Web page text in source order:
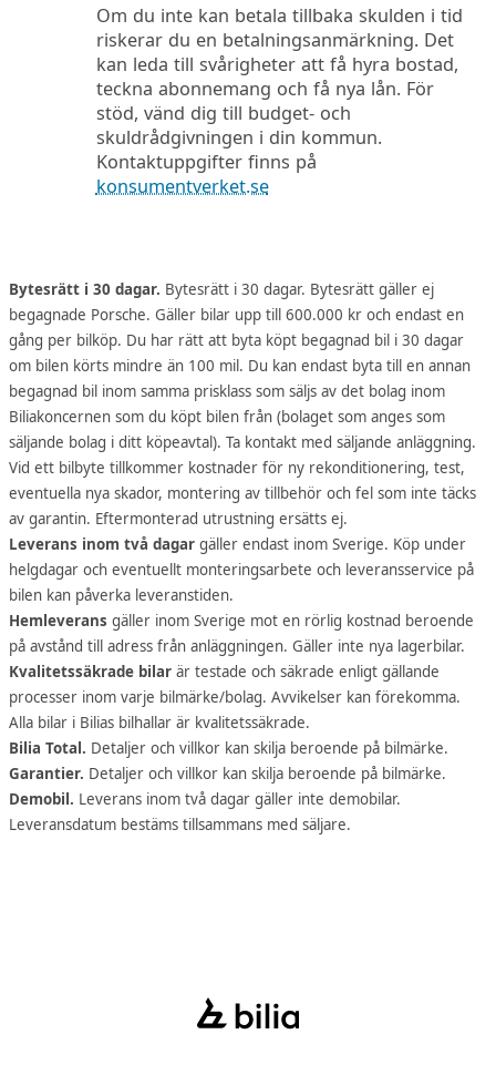
Om du inte kan betala tillbaka skulden i tid
riskerar du en betalningsanmärkning. Det
kan leda till svårigheter att få hyra bostad,
teckna abonnemang och få nya lån. För
stöd, vänd dig till budget- och
skuldrådgivningen i din kommun.
Kontaktuppgifter finns på
konsumentverket.se
Bytesrätt i 30 dagar. Bytesrätt i 30 dagar. Bytesrätt gäller ej
begagnade Porsche. Gäller bilar upp till 600.000 kr och endast en
gång per bilköp. Du har rätt att byta köpt begagnad bil i 30 dagar
om bilen körts mindre än 100 mil. Du kan endast byta till en annan
begagnad bil inom samma prisklass som säljs av det bolag inom
Biliakoncernen som du köpt bilen från (bolaget som anges som
säljande bolag i ditt köpeavtal). Ta kontakt med säljande anläggning.
Vid ett bilbyte tillkommer kostnader för ny rekonditionering, test,
eventuella nya skador, montering av tillbehör och fel som inte täcks
av garantin. Eftermonterad utrustning ersätts ej.
Leverans inom två dagar gäller endast inom Sverige. Köp under
helgdagar och eventuellt monteringsarbete och leveransservice på
bilen kan påverka leveranstiden.
Hemleverans gäller inom Sverige mot en rörlig kostnad beroende
på avstånd till adress från anläggningen. Gäller inte nya lagerbilar.
Kvalitetssäkrade bilar är testade och säkrade enligt gällande
processer inom varje bilmärke/bolag. Avvikelser kan förekomma.
Alla bilar i Bilias bilhallar är kvalitetssäkrade.
Bilia Total. Detaljer och villkor kan skilja beroende på bilmärke.
Garantier. Detaljer och villkor kan skilja beroende på bilmärke.
Demobil. Leverans inom två dagar gäller inte demobilar.
Leveransdatum bestäms tillsammans med säljare.